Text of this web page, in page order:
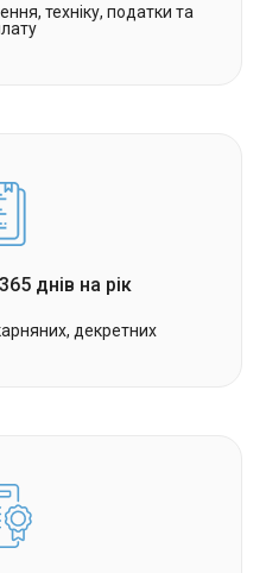
техніку, податки та
днів на рік
декретних